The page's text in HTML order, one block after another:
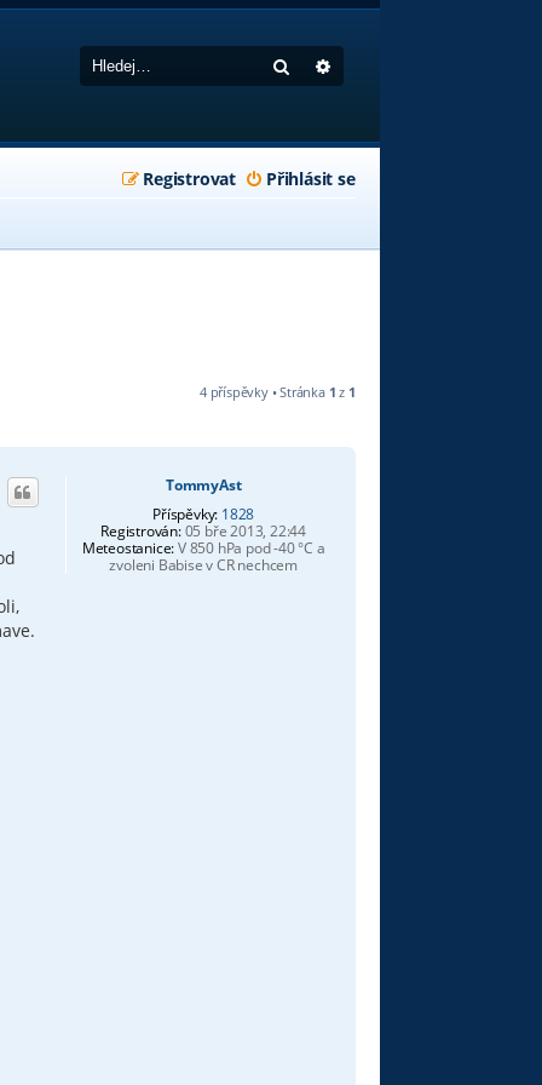
Hledat
Přihlásit se
Registrovat
4 příspěvky • Stránka 1 z 1
TommyAst
Příspěvky: 1828
Registrován:05 bře 2013, 22:44
Meteostanice:V 850 hPa pod -40 °C a
zvoleni Babise v CR nechcem